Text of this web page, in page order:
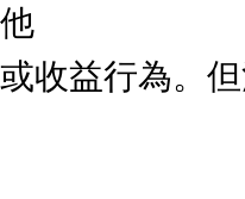
收益行為。